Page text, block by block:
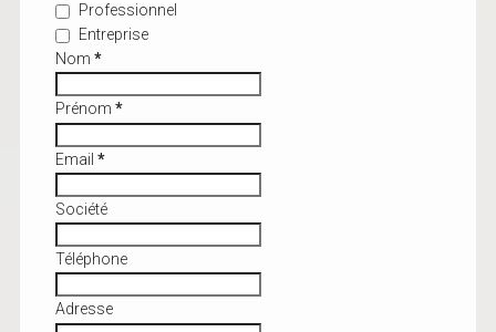
Professionnel
Entreprise
Nom *
Prénom *
Email *
Société
Téléphone
Adresse